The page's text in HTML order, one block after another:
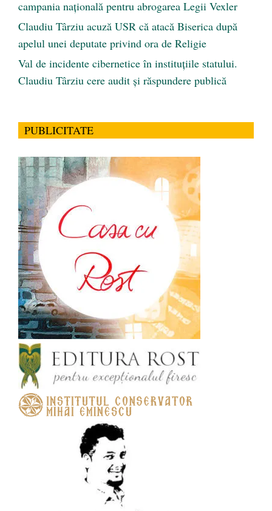
campania națională pentru abrogarea Legii Vexler
Claudiu Târziu acuză USR că atacă Biserica după
apelul unei deputate privind ora de Religie
Val de incidente cibernetice în instituțiile statului.
Claudiu Târziu cere audit și răspundere publică
PUBLICITATE